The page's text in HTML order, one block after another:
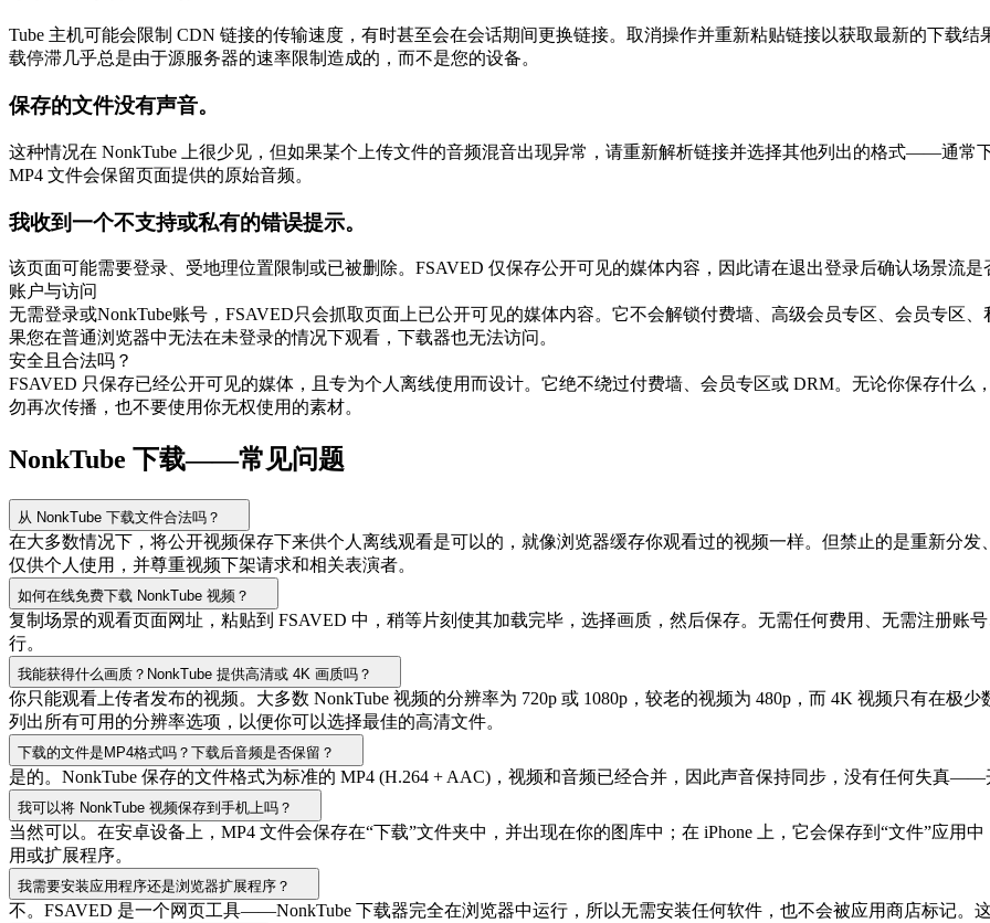
Tube 主机可能会限制 CDN 链接的传输速度，有时甚至会在会话期间更换链接。取消操作并重新粘贴链接以获取最新的下载
载停滞几乎总是由于源服务器的速率限制造成的，而不是您的设备。
保存的文件没有声音。
这种情况在 NonkTube 上很少见，但如果某个上传文件的音频混音出现异常，请重新解析链接并选择其他列出的格式——通常
MP4 文件会保留页面提供的原始音频。
我收到一个不支持或私有的错误提示。
该页面可能需要登录、受地理位置限制或已被删除。FSAVED 仅保存公开可见的媒体内容，因此请在退出登录后确认场景流
账户与访问
无需登录或NonkTube账号，FSAVED只会抓取页面上已公开可见的媒体内容。它不会解锁付费墙、高级会员专区、会员专
果您在普通浏览器中无法在未登录的情况下观看，下载器也无法访问。
安全且合法吗？
FSAVED 只保存已经公开可见的媒体，且专为个人离线使用而设计。它绝不绕过付费墙、会员专区或 DRM。无论你保存什
勿再次传播，也不要使用你无权使用的素材。
NonkTube 下载——常见问题
从 NonkTube 下载文件合法吗？
在大多数情况下，将公开视频保存下来供个人离线观看是可以的，就像浏览器缓存你观看过的视频一样。但禁止的是重新分
仅供个人使用，并尊重视频下架请求和相关表演者。
如何在线免费下载 NonkTube 视频？
复制场景的观看页面网址，粘贴到 FSAVED 中，稍等片刻使其加载完毕，选择画质，然后保存。无需任何费用、无需注册
行。
我能获得什么画质？NonkTube 提供高清或 4K 画质吗？
你只能观看上传者发布的视频。大多数 NonkTube 视频的分辨率为 720p 或 1080p，较老的视频为 480p，而 4K 视频只有在极
列出所有可用的分辨率选项，以便你可以选择最佳的高清文件。
下载的文件是MP4格式吗？下载后音频是否保留？
是的。NonkTube 保存的文件格式为标准的 MP4 (H.264 + AAC)，视频和音频已经合并，因此声音保持同步，没有任何失真
我可以将 NonkTube 视频保存到手机上吗？
当然可以。在安卓设备上，MP4 文件会保存在“下载”文件夹中，并出现在你的图库中；在 iPhone 上，它会保存到“文件”应用
用或扩展程序。
我需要安装应用程序还是浏览器扩展程序？
不。FSAVED 是一个网页工具——NonkTube 下载器完全在浏览器中运行，所以无需安装任何软件，也不会被应用商店标记。